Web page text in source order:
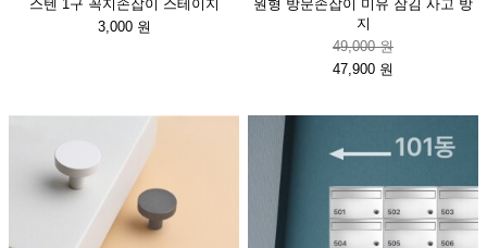
스텐 1구 꼭지손잡이 스테이지
3,000 원
원형 방문손잡이 미유 잠김 사고 방
지
49,000 원
47,900 원